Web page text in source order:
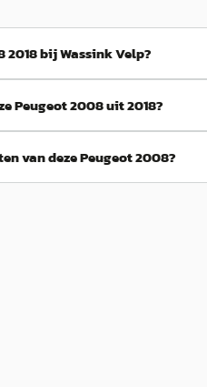
2018 bij Wassink Velp?
Peugeot 2008 uit 2018?
van deze Peugeot 2008?